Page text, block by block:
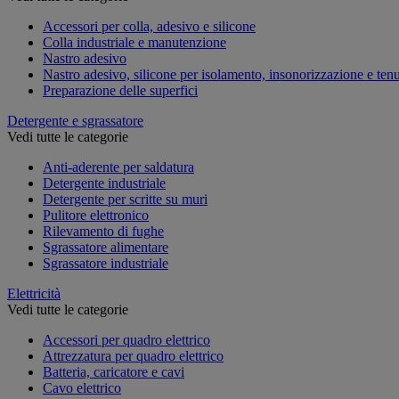
Accessori per colla, adesivo e silicone
Colla industriale e manutenzione
Nastro adesivo
Nastro adesivo, silicone per isolamento, insonorizzazione e
Preparazione delle superfici
Detergente e sgrassatore
Vedi tutte le categorie
Anti-aderente per saldatura
Detergente industriale
Detergente per scritte su muri
Pulitore elettronico
Rilevamento di fughe
Sgrassatore alimentare
Sgrassatore industriale
Elettricità
Vedi tutte le categorie
Accessori per quadro elettrico
Attrezzatura per quadro elettrico
Batteria, caricatore e cavi
Cavo elettrico